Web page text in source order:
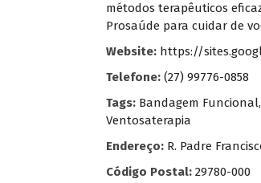
métodos terapêuticos
Prosaúde para cuidar de
Website: https://
Telefone: (27) 99776-0858
Tags: Bandagem Funcional,
Ventosaterapia
Endereço: R. Padre
Código Postal: 29780-000